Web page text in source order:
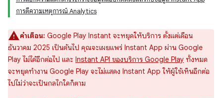
การตีความเหตุการณ์ Analytics
คำเตือน: Google Play Instant จะหยุดให้บริการ ตั้งแต่เดือน
ธันวาคม 2025 เป็นต้นไป คุณจะเผยแพร่ Instant App ผ่าน Google
Play ไม่ได้อีกต่อไป และ Instant API ของบริการ Google Play ทั้งหมด
จะหยุดทำงาน Google Play จะไม่แสดง Instant App ให้ผู้ใช้เห็นอีกต่อ
ไปไม่ว่าจะเป็นกลไกใดก็ตาม